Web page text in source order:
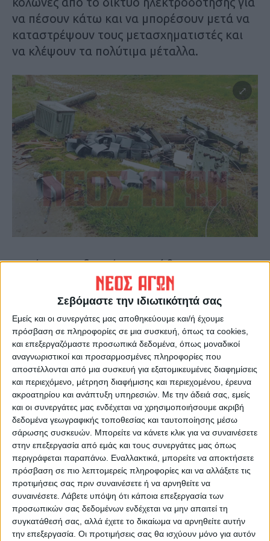
Σεβόμαστε την ιδιωτικότητά σας
Εμείς και οι συνεργάτες μας αποθηκεύουμε και/ή έχουμε
πρόσβαση σε πληροφορίες σε μια συσκευή, όπως τα cookies,
και επεξεργαζόμαστε προσωπικά δεδομένα, όπως μοναδικοί
αναγνωριστικοί και προσαρμοσμένες πληροφορίες που
αποστέλλονται από μια συσκευή για εξατομικευμένες διαφημίσεις
και περιεχόμενο, μέτρηση διαφήμισης και περιεχομένου, έρευνα
ακροατηρίου και ανάπτυξη υπηρεσιών. Με την άδειά σας, εμείς
και οι συνεργάτες μας ενδέχεται να χρησιμοποιήσουμε ακριβή
δεδομένα γεωγραφικής τοποθεσίας και ταυτοποίησης μέσω
σάρωσης συσκευών. Μπορείτε να κάνετε κλικ για να συναινέσετε
στην επεξεργασία από εμάς και τους συνεργάτες μας όπως
περιγράφεται παραπάνω. Εναλλακτικά, μπορείτε να αποκτήσετε
πρόσβαση σε πιο λεπτομερείς πληροφορίες και να αλλάξετε τις
προτιμήσεις σας πριν συναινέσετε ή να αρνηθείτε να
συναινέσετε. Λάβετε υπόψη ότι κάποια επεξεργασία των
προσωπικών σας δεδομένων ενδέχεται να μην απαιτεί τη
συγκατάθεσή σας, αλλά έχετε το δικαίωμα να αρνηθείτε αυτήν
την επεξεργασία. Οι προτιμήσεις σας θα ισχύουν μόνο για αυτόν
να πέσουν κάτω και να μπορέσουν μετά να
καταστρέψουν τους μετασχηματιστές και
να κλέψουν τα πολύτιμα μέταλλα.
Οι νέες… επιδρομές σημειώθηκαν στην
ευρύτερη περιοχή του Ζαϊμίου. Οι επιτήδειοι
δρουν εδώ και εβδομάδες στον κάμπο του
Δήμου Καρδίτσας, αλλά και των Σοφάδων
όπως έχει καταγράψει με σχετικά ρεπορτάζ
ο«Νέος Αγών».
Για να κλέψουν τον χαλκό και τα καλώδια,
κατέστρεψαν ξηραντήρια καπνού και
γκρέμισαν μετασχηματιστές που ζυγίζουν
περίπου 400 κιλά. Τώρα όπως
προαναφέραμε, εφηύραν νέα μέθοδο,
επιστρατεύοντας τσεκούρια για να κόβουν
τις κολώνες και να έχουν ευκολότερη
πρόσβαση στους μετασχηματιστές.
Αναλυτικότερα στην εφημερίδα Νέος Αγών